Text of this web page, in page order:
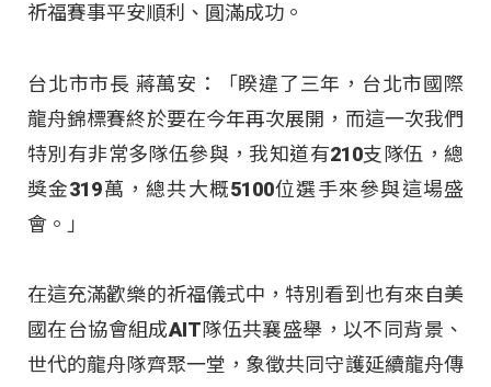
祈福賽事平安順利、圓滿成功。
台北市市長 蔣萬安：「睽違了三年，台北市國際
龍舟錦標賽終於要在今年再次展開，而這一次我們
特別有非常多隊伍參與，我知道有210支隊伍，總
獎金319萬，總共大概5100位選手來參與這場盛
會。」
在這充滿歡樂的祈福儀式中，特別看到也有來自美
國在台協會組成AIT隊伍共襄盛舉，以不同背景、
世代的龍舟隊齊聚一堂，象徵共同守護延續龍舟傳